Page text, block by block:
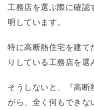
工務店を選ぶ際に確認
明しています。
特に高断熱住宅を建て
りしている工務店を選
そうしないと、『高断
がら、全く何もできな